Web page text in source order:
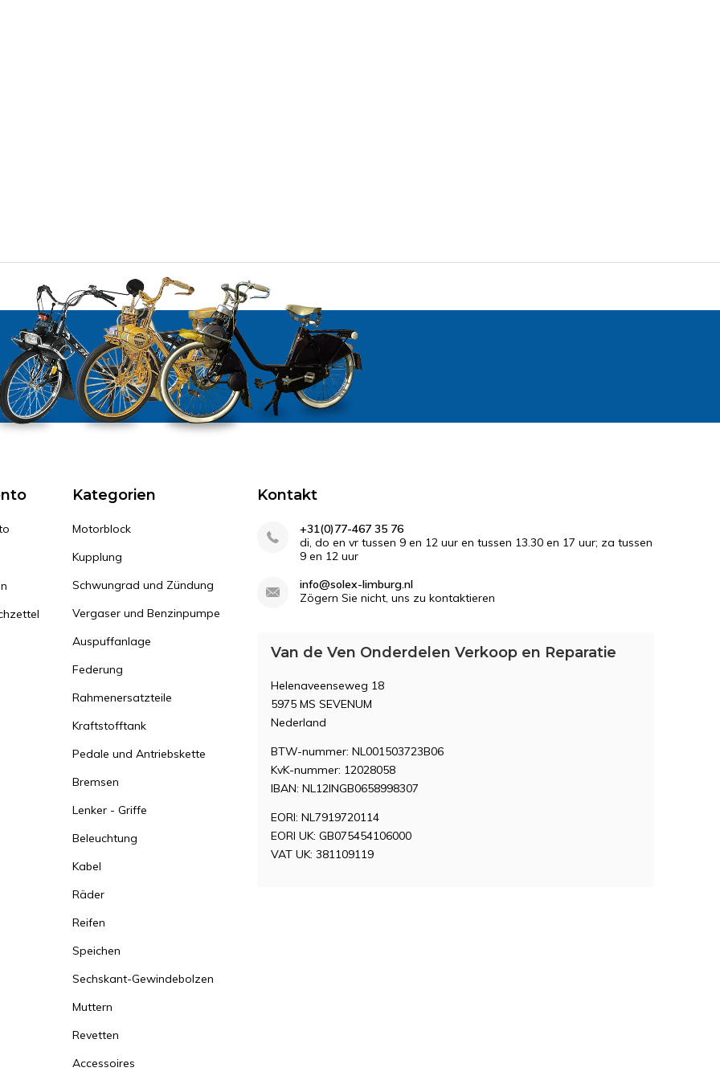
Kategorien
Motorblock
Kupplung
Schwungrad und Zündung
Vergaser und Benzinpumpe
Auspuffanlage
Federung
Rahmenersatzteile
Kraftstofftank
Pedale und Antriebskette
Bremsen
Lenker - Griffe
Beleuchtung
Kabel
Räder
Reifen
Speichen
Sechskant-Gewindebolzen
Muttern
Revetten
Accessoires
Kontakt
+31(0)77-467 35 76
di, do en vr tussen 9 en 12 uur en tussen 13.30 en 17 uur; za tussen
9 en 12 uur
info@solex-limburg.nl
Zögern Sie nicht, uns zu kontaktieren
Van de Ven Onderdelen Verkoop en Reparatie
Helenaveenseweg 18
5975 MS SEVENUM
Nederland
BTW-nummer: NL001503723B06
KvK-nummer: 12028058
IBAN: NL12INGB0658998307
EORI: NL7919720114
EORI UK: GB075454106000
VAT UK: 381109119